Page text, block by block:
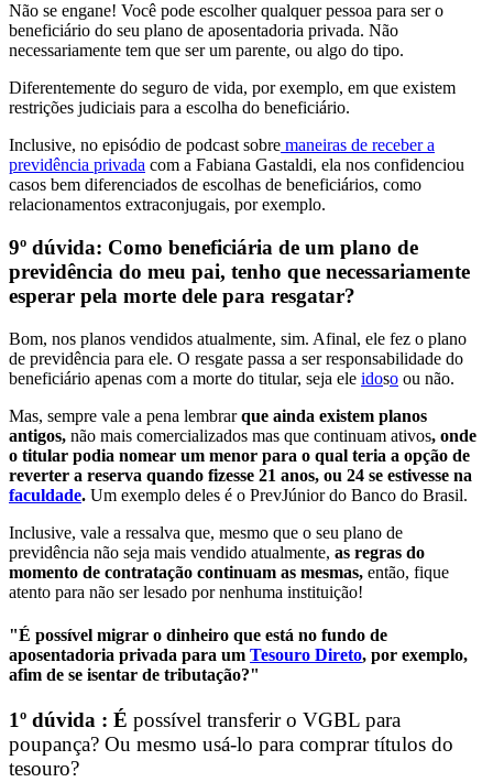
Não se engane! Você pode escolher qualquer pessoa para ser o
beneficiário do seu plano de aposentadoria privada. Não
necessariamente tem que ser um parente, ou algo do tipo.
Diferentemente do seguro de vida, por exemplo, em que existem
restrições judiciais para a escolha do beneficiário.
Inclusive, no episódio de podcast sobre maneiras de receber a
previdência privada com a Fabiana Gastaldi, ela nos confidenciou
casos bem diferenciados de escolhas de beneficiários, como
relacionamentos extraconjugais, por exemplo.
9º dúvida: Como beneficiária de um plano de
previdência do meu pai, tenho que necessariamente
esperar pela morte dele para resgatar?
Bom, nos planos vendidos atualmente, sim. Afinal, ele fez o plano
de previdência para ele. O resgate passa a ser responsabilidade do
beneficiário apenas com a morte do titular, seja ele idoso ou não.
Mas, sempre vale a pena lembrarque ainda existem planos
antigos, não mais comercializados mas que continuam ativos, onde
o titular podia nomear um menor para o qual teria a opção de
reverter a reserva quando fizesse 21 anos, ou 24 se estivesse na
faculdade. Um exemplo deles é o PrevJúnior do Banco do Brasil.
Inclusive, vale a ressalva que, mesmo que o seu plano de
previdência não seja mais vendido atualmente, as regras do
momento de contratação continuam as mesmas, então, fique
atento para não ser lesado por nenhuma instituição!
"É possível migrar o dinheiro que está no fundo de
aposentadoria privada para um Tesouro Direto, por exemplo,
afim de se isentar de tributação?"
1º dúvida : É possível transferir o VGBL para
poupança? Ou mesmo usá-lo para comprar títulos do
tesouro?